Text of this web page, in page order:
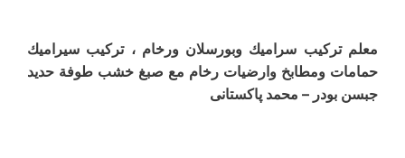
معلم ترکیب سرامیك وبورسلان ورخام ، تركيب سيراميك
حمامات ومطابخ وارضیات رخام مع صبغ خشب طوفة حدید
جبسن بودر – محمد پاکستانی